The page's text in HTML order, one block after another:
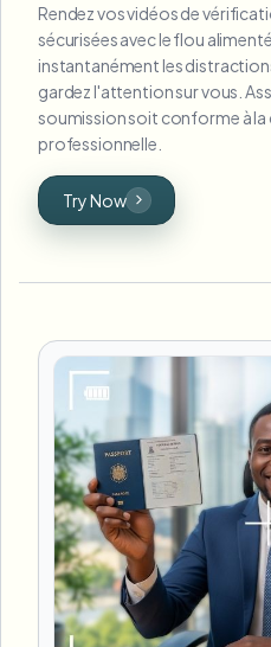
Rendez vos vidéos de
sécurisées avec le flou
instantanément les
gardez l'attention sur vous.
soumission soit conforme à
professionnelle.
Try Now